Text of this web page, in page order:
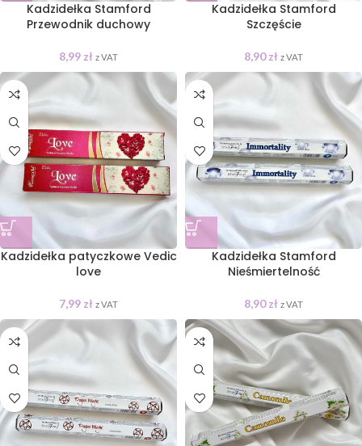
Kadzidełka Stamford
Przewodnik duchowy
8,99 zł z VAT
Kadzidełka Stamford
Szczęście
8,90zł z VAT
Kadzidełka patyczkowe Vedic
love
7,99 zł z VAT
Kadzidełka Stamford
Nieśmiertelność
8,90zł z VAT